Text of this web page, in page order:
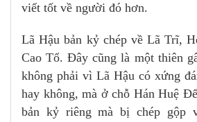
viết tốt về người đó hơn.
Lã Hậu bản kỷ chép về Lã Trĩ,
Cao Tổ. Đây cũng là một thiên
không phải vì Lã Hậu có xứng
hay không, mà ở chỗ Hán Huệ
bản kỷ riêng mà bị chép gộp